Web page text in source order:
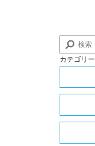
カテゴリー